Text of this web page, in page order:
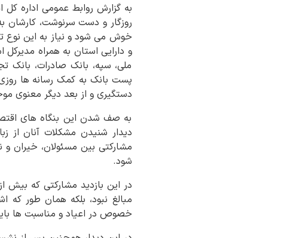
به گزارش روابط عمومی اداره کل
روزگار و دست سرنوشت، کارشان
خوش می شود و نیاز به این نوع
و دارایی استان به همراه مدیرکل
ملی، سپه، بانک صادرات، بانک
پست بانک به کمک رسانه ها
دستگیری و از بعد دیگر معنوی
به صف شدن این بنگاه های
دیدار شنیدن مشکلات آنان از
مشارکتی بین مسئولان، خیران
شود.
در این بازدید مشارکتی که
مبالغ نبود، بلکه همان طور
خصوص در اعیاد و مناسبت ها